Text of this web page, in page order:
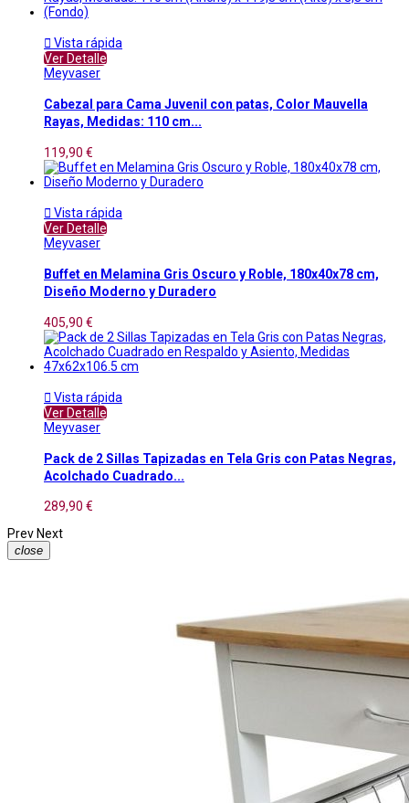
 Vista rápida
Ver Detalle
Meyvaser
Cabezal para Cama Juvenil con patas, Color Mauvella
Rayas, Medidas: 110 cm...
119,90 €
 Vista rápida
Ver Detalle
Meyvaser
Buffet en Melamina Gris Oscuro y Roble, 180x40x78 cm,
Diseño Moderno y Duradero
405,90 €
 Vista rápida
Ver Detalle
Meyvaser
Pack de 2 Sillas Tapizadas en Tela Gris con Patas Negras,
Acolchado Cuadrado...
289,90 €
Prev Next
close